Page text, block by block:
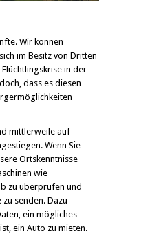
Wir können
im Besitz von Dritten
in der
dass es diesen
mittlerweile auf
Wenn Sie
Ortskenntnisse
wie
zu überprüfen und
senden. Dazu
ein mögliches
ein Auto zu mieten.